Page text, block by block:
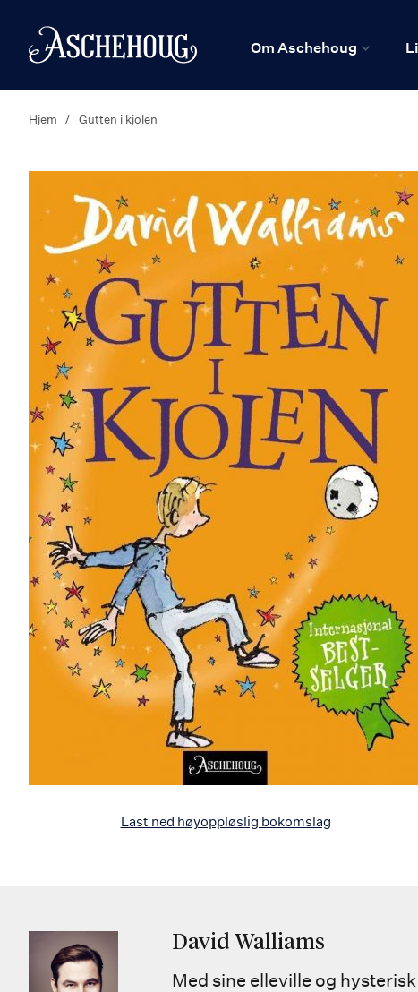
Hjem
Om Aschehoug
Hjem Gutten i kjolen
Last ned høyoppløslig bokomslag
David Walliams
Med sine elleville og